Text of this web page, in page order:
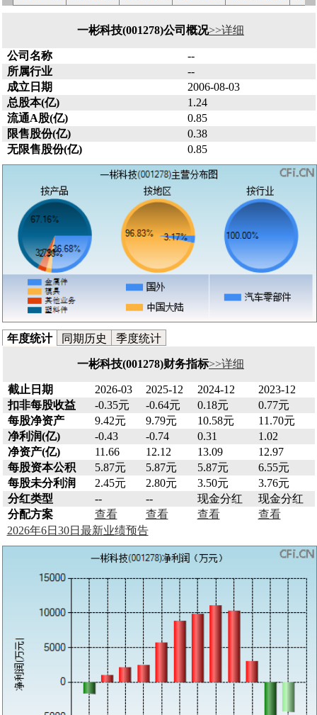
一彬科技(001278)公司概况>>详细
公司名称
--
所属行业
--
成立日期
2006-08-03
总股本(亿)
1.24
流通A股(亿)
0.85
限售股份(亿)
0.38
无限售股份(亿)
0.85
年度统计 同期历史 季度统计
一彬科技(001278)财务指标>>详细
截止日期 2026-03 2025-12 2024-12
2023-12
扣非每股收益
-0.35元 -0.64元 0.18元
0.77元
每股净资产
9.42元 9.79元 10.58元
11.70元
净利润(亿)
-0.43 -0.74 0.31
1.02
净资产(亿)
11.66 12.12 13.09
12.97
每股资本公积
5.87元 5.87元 5.87元
6.55元
每股未分利润
2.45元 2.80元 3.50元
3.76元
分红类型
-- -- 现金分红
现金分红
分配方案
查看 查看 查看
查看
2026年6日30日最新业绩预告